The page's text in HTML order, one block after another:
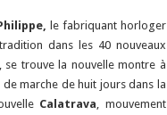
le fabriquant horloger
dans les 40 nouveaux
se trouve la nouvelle montre à
marche de huit jours dans la
Calatrava , mouvement